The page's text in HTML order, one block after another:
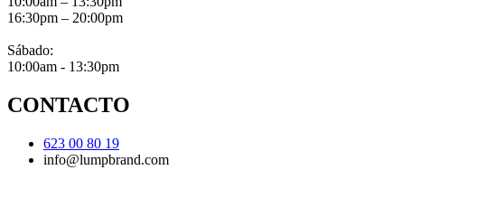
16:30pm – 20:00pm
Sábado:
10:00am - 13:30pm
CONTACTO
623 00 80 19
info@lumpbrand.com